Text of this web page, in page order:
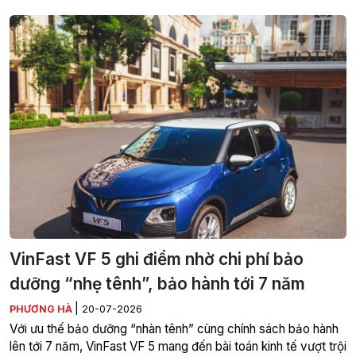
VinFast VF 5 ghi điểm nhờ chi phí bảo
dưỡng “nhẹ tênh”, bảo hành tới 7 năm
PHƯƠNG HÀ 20-07-2026
Với ưu thế bảo dưỡng “nhàn tênh” cùng chính sách bảo hành
lên tới 7 năm, VinFast VF 5 mang đến bài toán kinh tế vượt trội